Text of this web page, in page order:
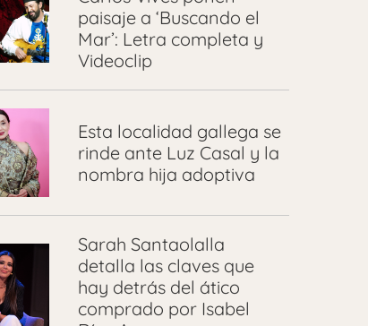
paisaje a ‘Buscando el
Mar’: Letra completa y
Videoclip
Esta localidad gallega se
rinde ante Luz Casal y la
nombra hija adoptiva
Sarah Santaolalla
detalla las claves que
hay detrás del ático
comprado por Isabel